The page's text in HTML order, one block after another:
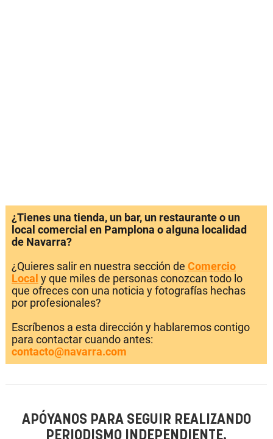
¿Tienes una tienda, un bar, un restaurante o un
local comercial en Pamplona o alguna localidad
de Navarra?
¿Quieres salir en nuestra sección de Comercio
Local y que miles de personas conozcan todo lo
que ofreces con una noticia y fotografías hechas
por profesionales?
Escríbenos a esta dirección y hablaremos contigo
para contactar cuando antes:
contacto@navarra.com
APÓYANOS PARA SEGUIR REALIZANDO
PERIODISMO INDEPENDIENTE.